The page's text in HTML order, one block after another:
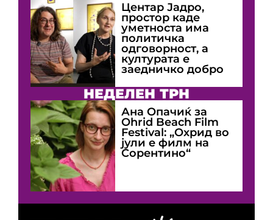
Центар Јадро,
простор каде
уметноста има
политичка
одговорност, а
културата е
заедничко добро
НЕДЕЛЕН ТРН
Ана Опачиќ за
Оhrid Beach Film
Festival: „Охрид во
јули е филм на
Сорентино“